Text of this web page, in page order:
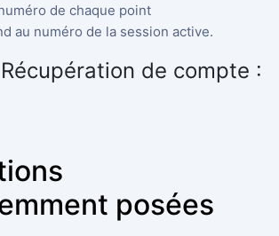
de chaque point
au numéro de la session active.
de compte :
posées